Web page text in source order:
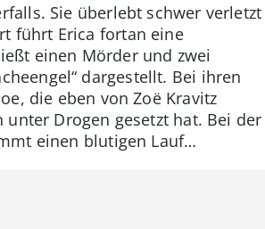
Sie überlebt schwer verletzt
führt Erica fortan eine
einen Mörder und zwei
dargestellt. Bei ihren
die eben von Zoë Kravitz
Drogen gesetzt hat. Bei der
einen blutigen Lauf…